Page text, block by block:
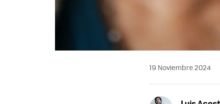
19 Noviembre 2024